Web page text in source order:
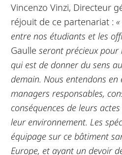
Vincenzo Vinzi, Directeur
réjouit de ce partenariat :
entre nos étudiants et les
Gaulle seront précieux pour
qui est de donner du sens
demain. Nous entendons
managers responsables,
conséquences de leurs
leur environnement. Les
équipage sur ce bâtiment
Europe, et ayant un devoir